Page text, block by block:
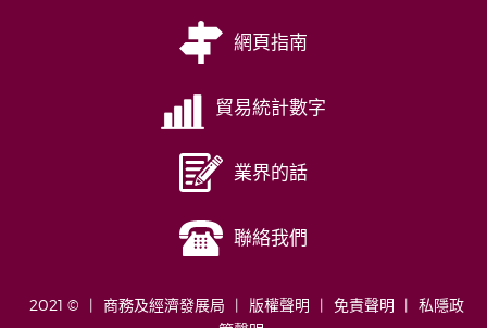
網頁指南
貿易統計數字
業界的話
聯絡我們
2021 © 商務及經濟發展局 版權聲明 免責聲明
私隱政